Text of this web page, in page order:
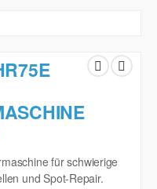
für schwierige
und Spot-Repair.